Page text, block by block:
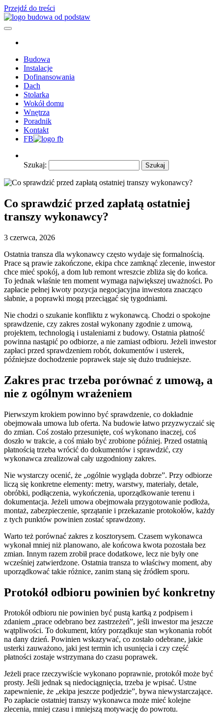
Przejdź do treści
domu
Poszczególne etapy budowy domu i nie tylko. Profesionalna wiedza i
Budowa
Instalacje
Dofinansowania
Dach
Stolarka
Wokół domu
Wnętrza
Poradnik
Kontakt
FB
Szukaj:
Co sprawdzić przed zapłatą ostatniej
transzy wykonawcy?
3 czerwca, 2026
Ostatnia transza dla wykonawcy często wydaje się formalnością.
Prace są prawie zakończone, ekipa chce zamknąć zlecenie, inwestor
chce mieć spokój, a dom lub remont wreszcie zbliża się do końca.
To jednak właśnie ten moment wymaga największej uważności. Po
zapłacie pełnej kwoty pozycja negocjacyjna inwestora znacząco
słabnie, a poprawki mogą przeciągać się tygodniami.
Nie chodzi o szukanie konfliktu z wykonawcą. Chodzi o spokojne
sprawdzenie, czy zakres został wykonany zgodnie z umową,
projektem, technologią i ustaleniami z budowy. Ostatnia płatność
powinna nastąpić po odbiorze, a nie zamiast odbioru. Jeżeli inwestor
zapłaci przed sprawdzeniem robót, dokumentów i usterek,
późniejsze dochodzenie poprawek staje się dużo trudniejsze.
Zakres prac trzeba porównać z umową, a
nie z ogólnym wrażeniem
Pierwszym krokiem powinno być sprawdzenie, co dokładnie
obejmowała umowa lub oferta. Na budowie łatwo przyzwyczaić się
do zmian. Coś zostało przesunięte, coś wykonano inaczej, coś
doszło w trakcie, a coś miało być zrobione później. Przed ostatnią
płatnością trzeba wrócić do dokumentów i sprawdzić, czy
wykonawca zrealizował cały uzgodniony zakres.
Nie wystarczy ocenić, że „ogólnie wygląda dobrze”. Przy odbiorze
liczą się konkretne elementy: metry, warstwy, materiały, detale,
obróbki, podłączenia, wykończenia, uporządkowanie terenu i
dokumentacja. Jeżeli umowa obejmowała przygotowanie podłoża,
montaż, zabezpieczenie, sprzątanie i przekazanie protokołów, każdy
z tych punktów powinien zostać sprawdzony.
Warto też porównać zakres z kosztorysem. Czasem wykonawca
wykonał mniej niż planowano, ale końcowa kwota pozostała bez
zmian. Innym razem zrobił prace dodatkowe, lecz nie były one
wcześniej zatwierdzone. Ostatnia transza to właściwy moment, aby
uporządkować takie różnice, zanim staną się źródłem sporu.
Protokół odbioru powinien być konkretny
Protokół odbioru nie powinien być pustą kartką z podpisem i
zdaniem „prace odebrano bez zastrzeżeń”, jeśli inwestor ma jeszcze
wątpliwości. To dokument, który porządkuje stan wykonania robót
na dany dzień. Powinien wskazywać, co zostało odebrane, jakie
usterki zauważono, jaki jest termin ich usunięcia i czy część
płatności zostaje wstrzymana do czasu poprawek.
Jeżeli prace rzeczywiście wykonano poprawnie, protokół może być
prosty. Jeśli jednak są niedociągnięcia, trzeba je wpisać. Ustne
zapewnienie, że „ekipa jeszcze podjedzie”, bywa niewystarczające.
Po zapłacie ostatniej transzy wykonawca może mieć kolejne
zlecenia, mniej czasu i mniejszą motywację do powrotu.